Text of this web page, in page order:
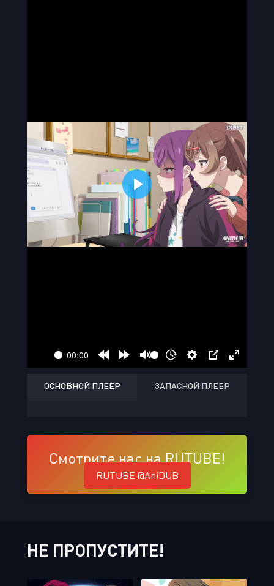
ОСНОВНОЙ ПЛЕЕР ЗАПАСНОЙ ПЛЕЕР
Смотрите нас на RUTUBE!
RUTUBE @AniDUB
НЕ ПРОПУСТИТЕ!